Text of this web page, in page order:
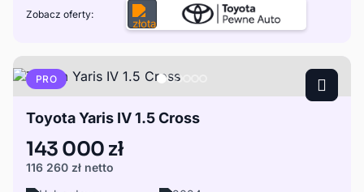
Zobacz oferty:
PRO
Toyota Yaris IV 1.5 Cross
143 000 zł
116 260 zł netto